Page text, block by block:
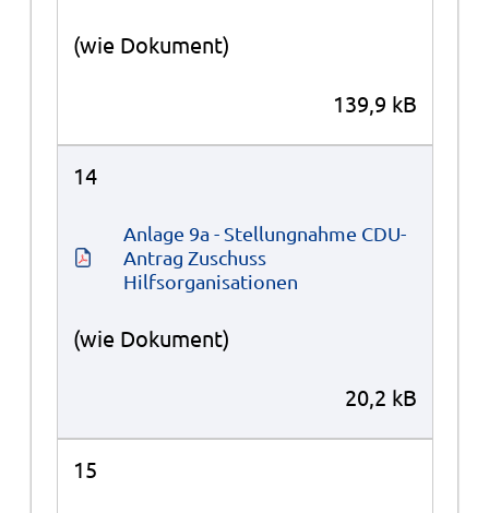
(wie Dokument)
139,9 kB
14
Anlage 9a - Stellungnahme CDU-
Antrag Zuschuss
Hilfsorganisationen
(wie Dokument)
20,2 kB
15